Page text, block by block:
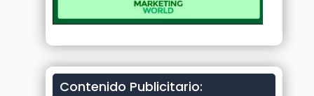
Contenido Publicitario: